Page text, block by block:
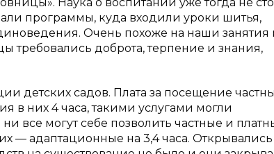
программы, куда входили уроки шитья,
Очень похоже на наши занятия
требовались доброта, терпение и знания,
детских садов. Плата за посещение
в них 4 часа, такими услугами могли
все могут себе позволить частные и
— адаптационные на 3,4 часа. Открывались